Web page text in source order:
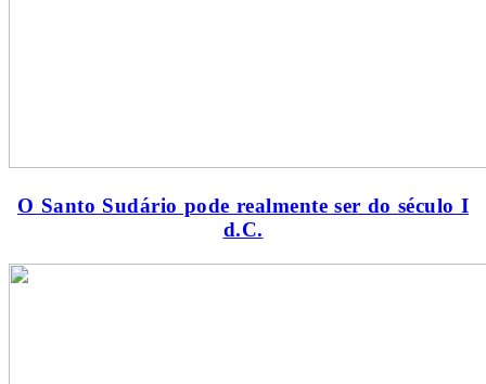
O Santo Sudário pode realmente ser do século I
d.C.